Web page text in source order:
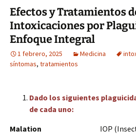
Efectos y Tratamientos
Intoxicaciones por
Enfoque Integral
1 febrero, 2025 Medicina
síntomas, tratamientos
Dado los siguientes
de cada uno:
Malation IOP